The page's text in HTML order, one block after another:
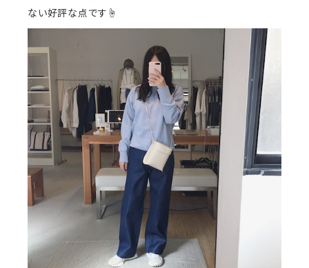
ない好評な点です☝️